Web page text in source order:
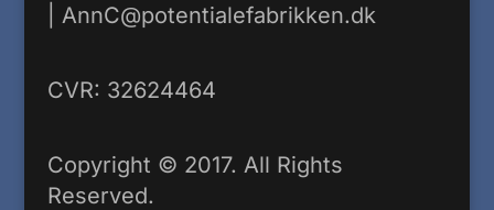
AnnC@potentialefabrikken.dk
CVR: 32624464
Copyright © 2017. All Rights
Reserved.